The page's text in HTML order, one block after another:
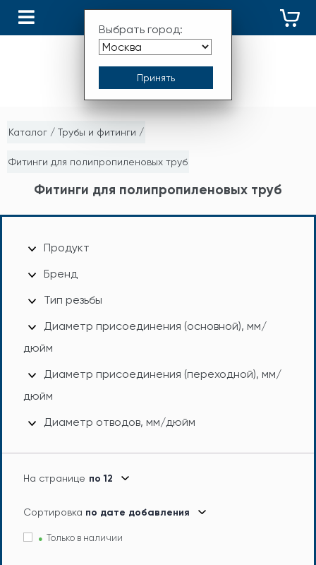
Выбрать город:
Каталог / Трубы и фитинги /
Фитинги для полипропиленовых труб
Фитинги для полипропиленовых труб
Продукт
Бренд
Тип резьбы
Диаметр присоединения (основной), мм/
дюйм
Диаметр присоединения (переходной), мм/
дюйм
Диаметр отводов, мм/дюйм
На странице по 12
Сортировка по дате добавления
Только в наличии